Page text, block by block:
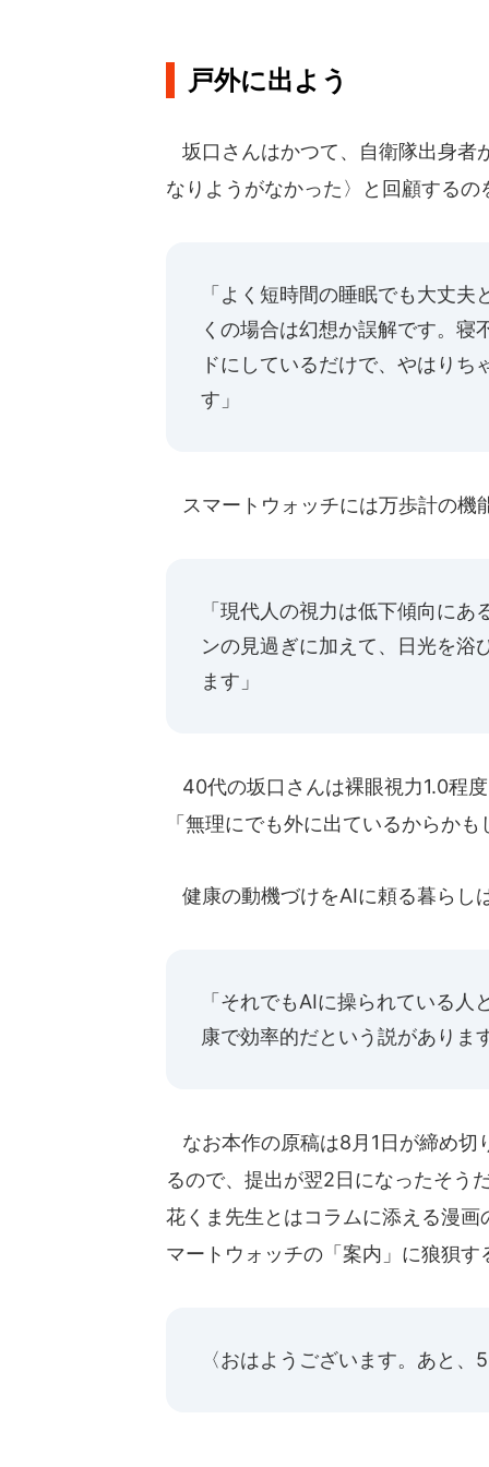
戸外に出よう
坂口さんはかつて、自衛隊出身者
なりようがなかった〉と回顧するの
「よく短時間の睡眠でも大丈
くの場合は幻想か誤解です。寝
ドにしているだけで、やはり
す」
スマートウォッチには万歩計の機
「現代人の視力は低下傾向に
ンの見過ぎに加えて、日光を浴
ます」
40代の坂口さんは裸眼視力1.0程
「無理にでも外に出ているからか
健康の動機づけをAIに頼る暮らし
「それでもAIに操られている
康で効率的だという説がありま
なお本作の原稿は8月1日が締め
るので、提出が翌2日になったそう
花くま先生とはコラムに添える漫
マートウォッチの「案内」に狼狽
〈おはようございます。あと